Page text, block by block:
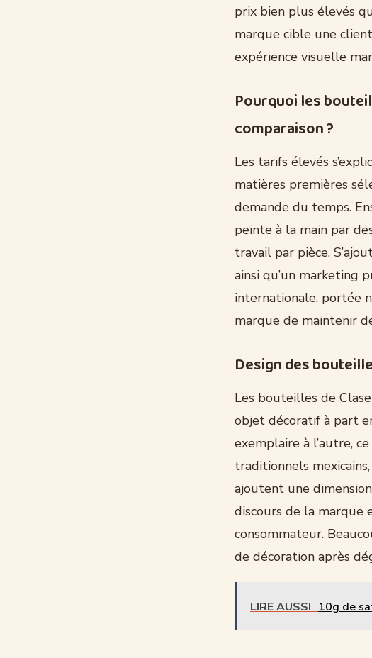
prix bien plus élevés
marque cible une
expérience visuelle
Pourquoi les
comparaison ?
Les tarifs élevés
matières premières
demande du temps.
peinte à la main par
travail par pièce.
ainsi qu’un marketing
internationale, portée
marque de maintenir
Design des
Les bouteilles de
objet décoratif à part
exemplaire à l’autre,
traditionnels
ajoutent une
discours de la
consommateur.
de décoration après
LIRE AUSSI 10g de